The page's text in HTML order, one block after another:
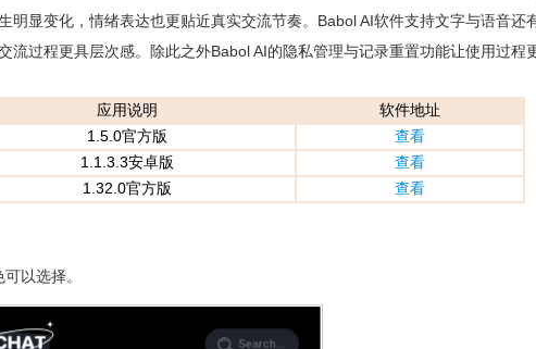
明显变化，情绪表达也更贴近真实交流节奏。Babol AI软件支持文字与语音还
流过程更具层次感。除此之外Babol AI的隐私管理与记录重置功能让使用过程
应用说明
软件地址
1.5.0官方版
查看
1.1.3.3安卓版
查看
1.32.0官方版 查看
以选择。